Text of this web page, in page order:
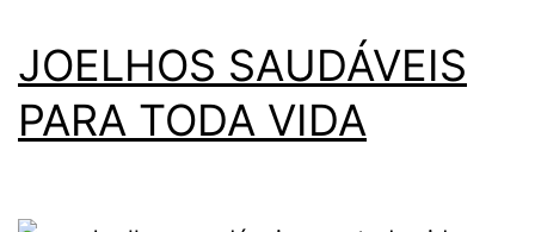
JOELHOS SAUDÁVEIS
PARA TODA VIDA